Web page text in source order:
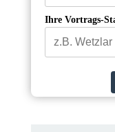
Ihre Vortrags-